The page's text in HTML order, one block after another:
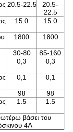
20.5-22.5
20.5-
22.5
15.0 15.0
1800 1800
30-80
85-160
0,3 0,3
0,1 0,1
98
98
1.5 1.5
βάσει του
4A